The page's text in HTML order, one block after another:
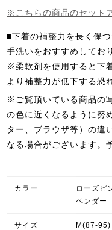
※こちらの商品のセット
■下着の補整力を長く保つ
手洗いをおすすめしてお
※柔軟剤を使用すると下
より補整力が低下する恐
※ご覧頂いている商品の
の色に近くなるように努
ター、ブラウザ等）の違
なる場合がございます。
カラー
ローズピ
ベンダー
サイズ
M(87-